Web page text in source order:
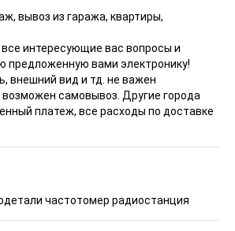
вывоз из гаража, квартиры,
все интересующие вас вопросы и
предложенную вами электронику!
внешний вид и тд. не важен
возможен самовывоз. Другие города
платеж, все расходы по доставке
частотомер радиостанция